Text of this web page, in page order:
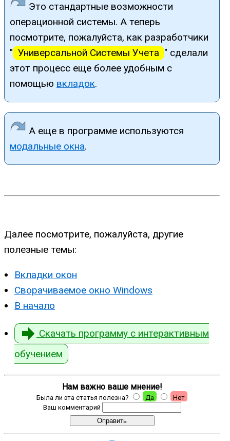
Это стандартные возможности
операционной системы. А теперь
посмотрите, пожалуйста, как разработчики
" Универсальной Системы Учета " сделали
этот процесс еще более удобным с
помощью вкладок.
А еще в программе используются
модальные окна.
Далее посмотрите, пожалуйста, другие
полезные темы:
Вкладки окон
Сворачиваемое окно Windows
В начало
Скачать программу с интерактивным
обучением
Нам важно ваше мнение!
Была ли эта статья полезна? Да
Нет
Ваш комментарий